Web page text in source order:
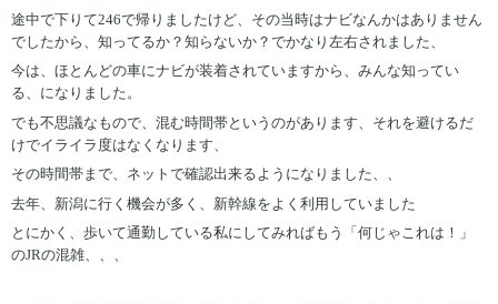
途中で下りて246で帰りましたけど、その当時はナビなんかはありません
でしたから、知ってるか？知らないか？でかなり左右されました、
今は、ほとんどの車にナビが装着されていますから、みんな知ってい
る、になりました。
でも不思議なもので、混む時間帯というのがあります、それを避けるだ
けでイライラ度はなくなります、
その時間帯まで、ネットで確認出来るようになりました、、
去年、新潟に行く機会が多く、新幹線をよく利用していました
とにかく、歩いて通勤している私にしてみればもう「何じゃこれは！」
のJRの混雑、、、